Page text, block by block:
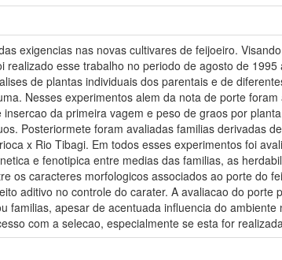
exigencias nas novas cultivares de feijoeiro.
esse trabalho no periodo de agosto de
de plantas individuais dos parentais e de
Nesses experimentos alem da nota de porte
da primeira vagem e peso de graos por
Posteriormete foram avaliadas familias derivadas
x Rio Tibagi. Em todos esses experimentos foi
e fenotipica entre medias das familias, as
os caracteres morfologicos associados ao porte do
aditivo no controle do carater. A avaliacao do
familias, apesar de acentuada influencia do
com a selecao, especialmente se esta for